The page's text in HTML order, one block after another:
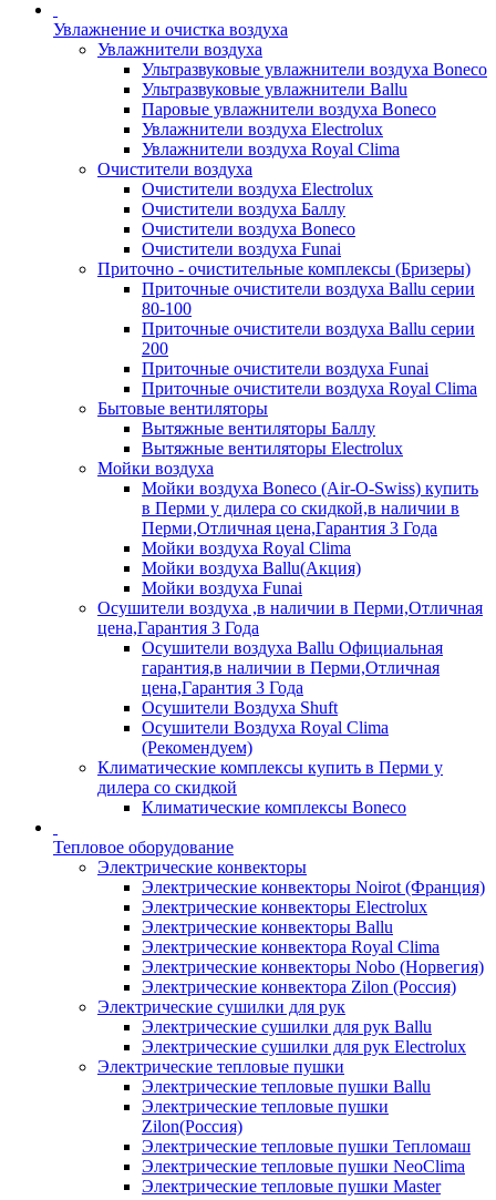
Увлажнение и очистка воздуха
Увлажнители воздуха
Ультразвуковые увлажнители воздуха Boneco
Ультразвуковые увлажнители Ballu
Паровые увлажнители воздуха Boneco
Увлажнители воздуха Electrolux
Увлажнители воздуха Royal Clima
Очистители воздуха
Очистители воздуха Electrolux
Очистители воздуха Баллу
Очистители воздуха Boneco
Очистители воздуха Funai
Приточно - очистительные комплексы (Бризеры)
Приточные очистители воздуха Ballu серии
80-100
Приточные очистители воздуха Ballu серии
200
Приточные очистители воздуха Funai
Приточные очистители воздуха Royal Clima
Бытовые вентиляторы
Вытяжные вентиляторы Баллу
Вытяжные вентиляторы Electrolux
Мойки воздуха
Мойки воздуха Boneco (Air-O-Swiss) купить
в Перми у дилера со скидкой,в наличии в
Перми,Отличная цена,Гарантия 3 Года
Мойки воздуха Royal Clima
Мойки воздуха Ballu(Акция)
Мойки воздуха Funai
Осушители воздуха ,в наличии в Перми,Отличная
цена,Гарантия 3 Года
Осушители воздуха Ballu Официальная
гарантия,в наличии в Перми,Отличная
цена,Гарантия 3 Года
Осушители Воздуха Shuft
Осушители Воздуха Royal Clima
(Рекомендуем)
Климатические комплексы купить в Перми у
дилера со скидкой
Климатические комплексы Boneсo
Тепловое оборудование
Электрические конвекторы
Электрические конвекторы Noirot (Франция)
Электрические конвекторы Electrolux
Электрические конвекторы Ballu
Электрические конвектора Royal Clima
Электрические конвекторы Nobo (Норвегия)
Электрические конвектора Zilon (Россия)
Электрические сушилки для рук
Электрические сушилки для рук Ballu
Электрические сушилки для рук Electrolux
Электрические тепловые пушки
Электрические тепловые пушки Ballu
Электрические тепловые пушки
Zilon(Россия)
Электрические тепловые пушки Тепломаш
Электрические тепловые пушки NeoClima
Электрические тепловые пушки Master